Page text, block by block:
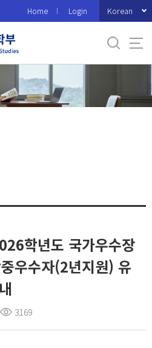
Home Login Korean
학년도 국가우수장
우수자(2년지원) 유
3169